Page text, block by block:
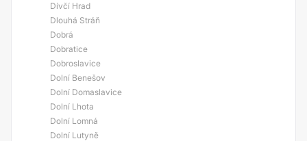
Dívčí Hrad
Dlouhá Stráň
Dobrá
Dobratice
Dobroslavice
Dolní Benešov
Dolní Domaslavice
Dolní Lhota
Dolní Lomná
Dolní Lutyně